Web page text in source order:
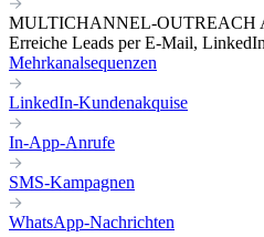
MULTICHANNEL-OUTREACH
Erreiche Leads per E-Mail,
Mehrkanalsequenzen
LinkedIn-Kundenakquise
In-App-Anrufe
SMS-Kampagnen
WhatsApp-Nachrichten